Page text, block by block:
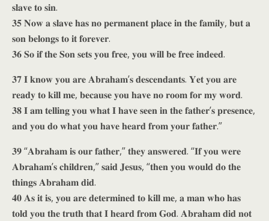
𝐬𝐥𝐚𝐯𝐞 𝐭𝐨 𝐬𝐢𝐧.
𝟑𝟓 𝐍𝐨𝐰 𝐚 𝐬𝐥𝐚𝐯𝐞 𝐡𝐚𝐬 𝐧𝐨 𝐩𝐞𝐫𝐦𝐚𝐧𝐞𝐧𝐭 𝐩𝐥𝐚𝐜𝐞 𝐢𝐧 𝐭𝐡𝐞 𝐟𝐚𝐦𝐢𝐥𝐲, 𝐛𝐮𝐭 𝐚
𝐬𝐨𝐧 𝐛𝐞𝐥𝐨𝐧𝐠𝐬 𝐭𝐨 𝐢𝐭 𝐟𝐨𝐫𝐞𝐯𝐞𝐫.
𝟑𝟔 𝐒𝐨 𝐢𝐟 𝐭𝐡𝐞 𝐒𝐨𝐧 𝐬𝐞𝐭𝐬 𝐲𝐨𝐮 𝐟𝐫𝐞𝐞, 𝐲𝐨𝐮 𝐰𝐢𝐥𝐥 𝐛𝐞 𝐟𝐫𝐞𝐞 𝐢𝐧𝐝𝐞𝐞𝐝.
𝟑𝟕 𝐈 𝐤𝐧𝐨𝐰 𝐲𝐨𝐮 𝐚𝐫𝐞 𝐀𝐛𝐫𝐚𝐡𝐚𝐦’𝐬 𝐝𝐞𝐬𝐜𝐞𝐧𝐝𝐚𝐧𝐭𝐬. 𝐘𝐞𝐭 𝐲𝐨𝐮 𝐚𝐫𝐞
𝐫𝐞𝐚𝐝𝐲 𝐭𝐨 𝐤𝐢𝐥𝐥 𝐦𝐞, 𝐛𝐞𝐜𝐚𝐮𝐬𝐞 𝐲𝐨𝐮 𝐡𝐚𝐯𝐞 𝐧𝐨 𝐫𝐨𝐨𝐦 𝐟𝐨𝐫 𝐦𝐲 𝐰𝐨𝐫𝐝.
𝟑𝟖 𝐈 𝐚𝐦 𝐭𝐞𝐥𝐥𝐢𝐧𝐠 𝐲𝐨𝐮 𝐰𝐡𝐚𝐭 𝐈 𝐡𝐚𝐯𝐞 𝐬𝐞𝐞𝐧 𝐢𝐧 𝐭𝐡𝐞 𝐟𝐚𝐭𝐡𝐞𝐫’𝐬 𝐩𝐫𝐞𝐬𝐞𝐧𝐜𝐞,
𝐚𝐧𝐝 𝐲𝐨𝐮 𝐝𝐨 𝐰𝐡𝐚𝐭 𝐲𝐨𝐮 𝐡𝐚𝐯𝐞 𝐡𝐞𝐚𝐫𝐝 𝐟𝐫𝐨𝐦 𝐲𝐨𝐮𝐫 𝐟𝐚𝐭𝐡𝐞𝐫.”
𝟑𝟗 “𝐀𝐛𝐫𝐚𝐡𝐚𝐦 𝐢𝐬 𝐨𝐮𝐫 𝐟𝐚𝐭𝐡𝐞𝐫,” 𝐭𝐡𝐞𝐲 𝐚𝐧𝐬𝐰𝐞𝐫𝐞𝐝. “𝐈𝐟 𝐲𝐨𝐮 𝐰𝐞𝐫𝐞
𝐀𝐛𝐫𝐚𝐡𝐚𝐦’𝐬 𝐜𝐡𝐢𝐥𝐝𝐫𝐞𝐧,” 𝐬𝐚𝐢𝐝 𝐉𝐞𝐬𝐮𝐬, “𝐭𝐡𝐞𝐧 𝐲𝐨𝐮 𝐰𝐨𝐮𝐥𝐝 𝐝𝐨 𝐭𝐡𝐞
𝐭𝐡𝐢𝐧𝐠𝐬 𝐀𝐛𝐫𝐚𝐡𝐚𝐦 𝐝𝐢𝐝.
𝟒𝟎 𝐀𝐬 𝐢𝐭 𝐢𝐬, 𝐲𝐨𝐮 𝐚𝐫𝐞 𝐝𝐞𝐭𝐞𝐫𝐦𝐢𝐧𝐞𝐝 𝐭𝐨 𝐤𝐢𝐥𝐥 𝐦𝐞, 𝐚 𝐦𝐚𝐧 𝐰𝐡𝐨 𝐡𝐚𝐬
𝐭𝐨𝐥𝐝 𝐲𝐨𝐮 𝐭𝐡𝐞 𝐭𝐫𝐮𝐭𝐡 𝐭𝐡𝐚𝐭 𝐈 𝐡𝐞𝐚𝐫𝐝 𝐟𝐫𝐨𝐦 𝐆𝐨𝐝. 𝐀𝐛𝐫𝐚𝐡𝐚𝐦 𝐝𝐢𝐝 𝐧𝐨𝐭